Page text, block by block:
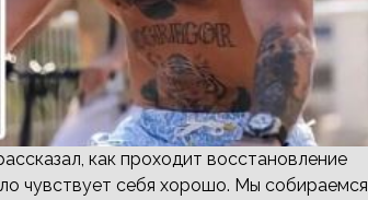
как проходит восстановление
чувствует себя хорошо. Мы собираемся